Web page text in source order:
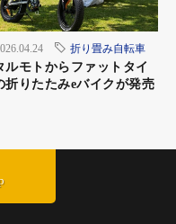
折り畳み自転車
ルモトからファットタイ
折りたたみeバイクが発売